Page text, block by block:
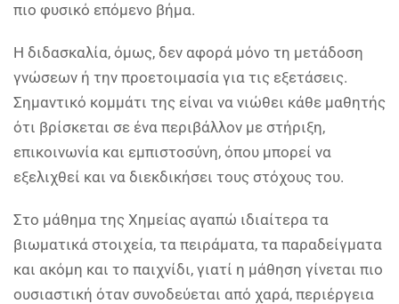
πιο φυσικό επόμενο βήμα.
Η διδασκαλία, όμως, δεν αφορά μόνο τη μετάδοση
γνώσεων ή την προετοιμασία για τις εξετάσεις.
Σημαντικό κομμάτι της είναι να νιώθει κάθε μαθητής
ότι βρίσκεται σε ένα περιβάλλον με στήριξη,
επικοινωνία και εμπιστοσύνη, όπου μπορεί να
εξελιχθεί και να διεκδικήσει τους στόχους του.
Στο μάθημα της Χημείας αγαπώ ιδιαίτερα τα
βιωματικά στοιχεία, τα πειράματα, τα παραδείγματα
και ακόμη και το παιχνίδι, γιατί η μάθηση γίνεται πιο
ουσιαστική όταν συνοδεύεται από χαρά, περιέργεια